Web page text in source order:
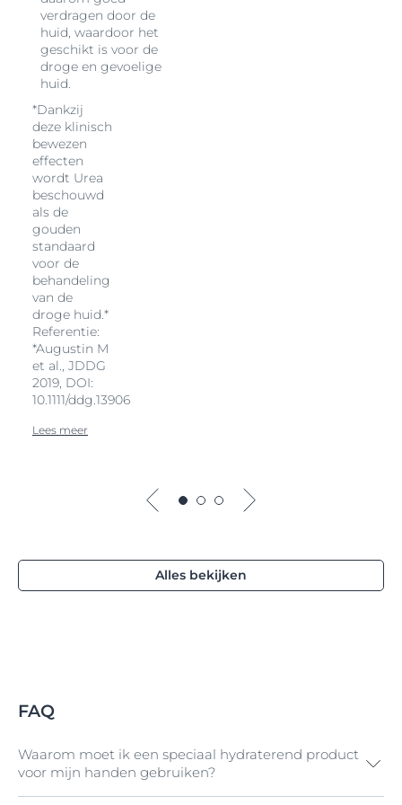
verdragen door de
huid, waardoor het
geschikt is voor de
droge en gevoelige
huid.
*Dankzij
deze klinisch
bewezen
effecten
wordt Urea
beschouwd
als de
gouden
standaard
voor de
behandeling
van de
droge huid.*
Referentie:
*Augustin M
et al., JDDG
2019, DOI:
10.1111/ddg.13906
Lees meer
Alles bekijken
FAQ
Waarom moet ik een speciaal hydraterend product
voor mijn handen gebruiken?